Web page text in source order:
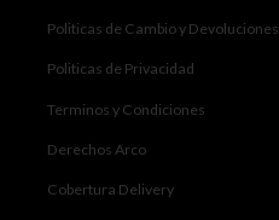
Politicas de Cambio y Devoluciones
Politicas de Privacidad
Terminos y Condiciones
Derechos Arco
Cobertura Delivery